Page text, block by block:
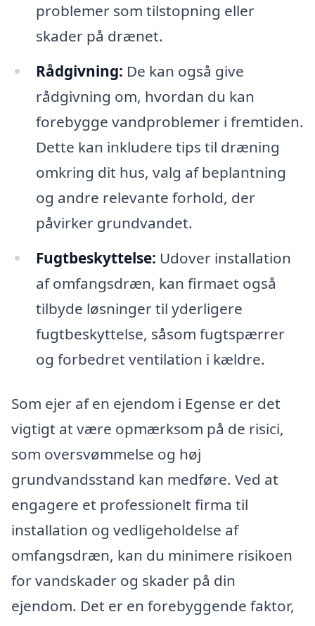
problemer som tilstopning eller
skader på drænet.
Rådgivning: De kan også give
rådgivning om, hvordan du kan
forebygge vandproblemer i fremtiden.
Dette kan inkludere tips til dræning
omkring dit hus, valg af beplantning
og andre relevante forhold, der
påvirker grundvandet.
Fugtbeskyttelse: Udover installation
af omfangsdræn, kan firmaet også
tilbyde løsninger til yderligere
fugtbeskyttelse, såsom fugtspærrer
og forbedret ventilation i kældre.
Som ejer af en ejendom i Egense er det
vigtigt at være opmærksom på de risici,
som oversvømmelse og høj
grundvandsstand kan medføre. Ved at
engagere et professionelt firma til
installation og vedligeholdelse af
omfangsdræn, kan du minimere risikoen
for vandskader og skader på din
ejendom. Det er en forebyggende faktor,